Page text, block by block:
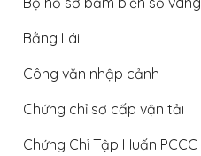
Bằng Lái
Công văn nhập cảnh
Chứng chỉ sơ cấp vận tải
Chứng Chỉ Tập Huấn PCCC